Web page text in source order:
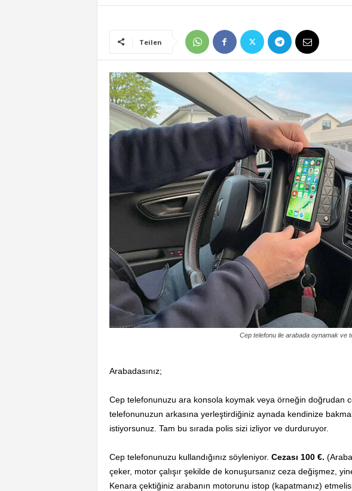
Teilen
Cep telefonu ile arabada oynamak ve
Arabadasınız;
Cep telefonunuzu ara konsola koymak veya örneğin doğrudan
telefonunuzun arkasına yerleştirdiğiniz aynada kendinize
istiyorsunuz. Tam bu sırada polis sizi izliyor ve durduruyor.
Cep telefonunuzu kullandığınız söyleniyor. Cezası 100 €.
çeker, motor çalışır şekilde de konuşursanız ceza değişmez,
Kenara çektiğiniz arabanın motorunu istop (kapatmanız)